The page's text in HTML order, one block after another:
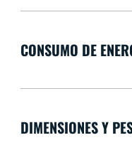
CONSUMO DE
DIMENSIONES Y